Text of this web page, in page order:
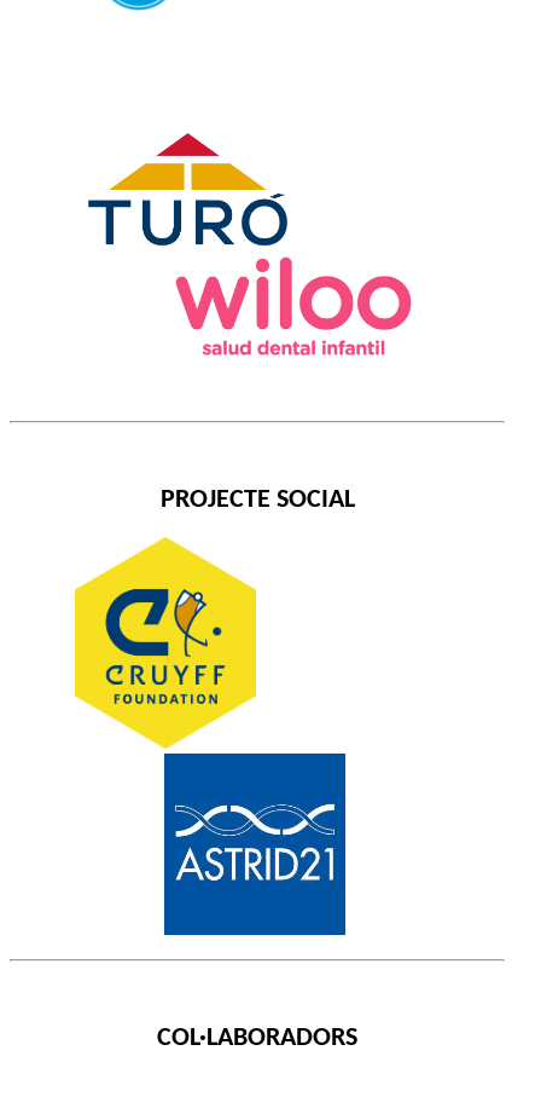
PROJECTE SOCIAL
COL·LABORADORS